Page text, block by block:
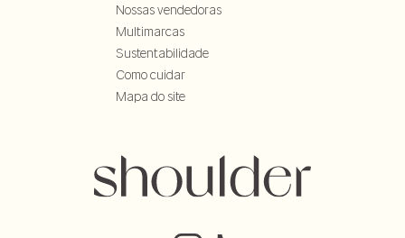
Nossas vendedoras
Multimarcas
Sustentabilidade
Como cuidar
Mapa do site